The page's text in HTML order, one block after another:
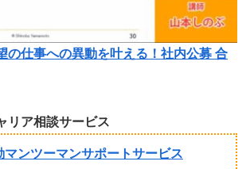
の仕事への異動を叶える！社内公募 合
リア相談サービス
マンツーマンサポートサービス